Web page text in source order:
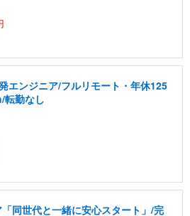
エンジニア/フルリモート・年休125
転勤なし
同世代と一緒に安心スタート」/完